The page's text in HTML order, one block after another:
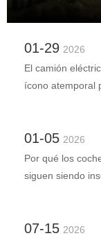
01-29 2026
El camión
ícono atemporal
01-05 2026
Por qué los
siguen siendo
07-15 2026